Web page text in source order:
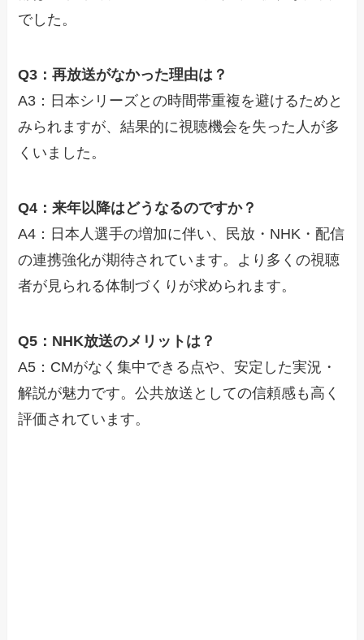
でした。
Q3：再放送がなかった理由は？
A3：日本シリーズとの時間帯重複を避けるためと
みられますが、結果的に視聴機会を失った人が多
くいました。
Q4：来年以降はどうなるのですか？
A4：日本人選手の増加に伴い、民放・NHK・配信
の連携強化が期待されています。より多くの視聴
者が見られる体制づくりが求められます。
Q5：NHK放送のメリットは？
A5：CMがなく集中できる点や、安定した実況・
解説が魅力です。公共放送としての信頼感も高く
評価されています。